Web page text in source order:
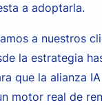
a adoptarla.
a nuestros
la estrategia
que la alianza
motor real de